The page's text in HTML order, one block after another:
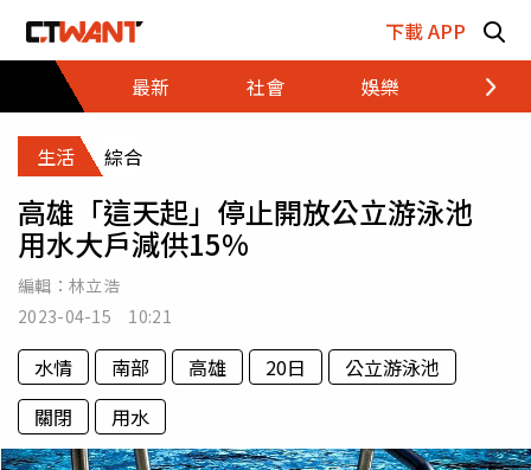
下載 APP
最新
社會 娛樂 財經
生活 綜合
高雄「這天起」停止開放公立游泳池
用水大戶減供15%
編輯： 林立浩
2023-04-15 10:21
水情 南部 高雄 20日
公立游泳池
關閉
用水